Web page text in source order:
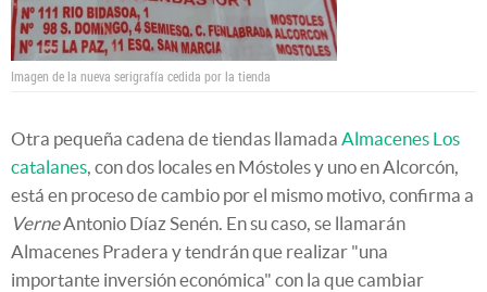
Imagen de la nueva serigrafía cedida por la tienda
Otra pequeña cadena de tiendas llamada Almacenes Los
catalanes, con dos locales en Móstoles y uno en Alcorcón,
está en proceso de cambio por el mismo motivo, confirma a
VerneAntonio Díaz Senén. En su caso, se llamarán
Almacenes Pradera y tendrán que realizar "una
importante inversión económica" con la que cambiar